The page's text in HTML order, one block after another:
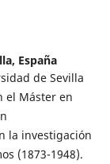
España
de Sevilla
el Máster en
la investigación
(1873-1948).